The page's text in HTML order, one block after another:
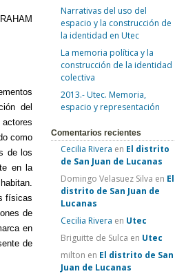
del
como
de los
en la
físicas
de
en
de
Narrativas del uso del
espacio y la construcción de
la identidad en Utec
La memoria política y la
construcción de la identidad
colectiva
2013.- Utec. Memoria,
espacio y representación
Comentarios recientes
Cecilia Rivera en El distrito
de San Juan de Lucanas
Domingo Velasuez Silva en El
distrito de San Juan de
Lucanas
Cecilia Rivera en Utec
Briguitte de Sulca en Utec
milton en El distrito de San
Juan de Lucanas